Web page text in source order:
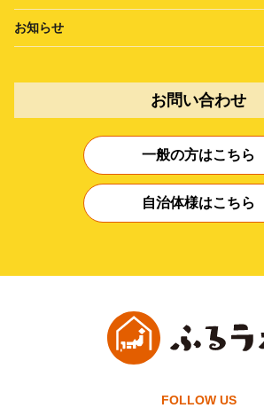
お知らせ
お問い合わせ
一般の方はこちら
自治体様はこちら
FOLLOW US